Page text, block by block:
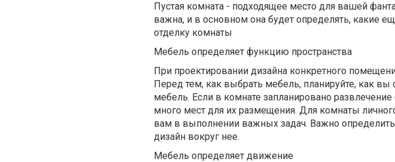
Пустая комната - подходящее место для вашей
важна, и в основном она будет определять, какие
отделку комнаты
Мебель определяет функцию пространства
При проектировании дизайна конкретного
Перед тем, как выбрать мебель, планируйте, как вы
мебель. Если в комнате запланировано
много мест для их размещения. Для комнаты
вам в выполнении важных задач. Важно
дизайн вокруг нее.
Мебель определяет движение